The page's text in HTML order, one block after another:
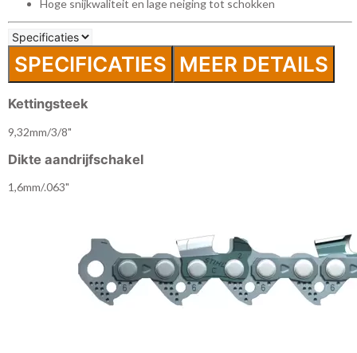
Hoge snijkwaliteit en lage neiging tot schokken
SPECIFICATIES MEER DETAILS
Kettingsteek
9,32mm/3/8"
Dikte aandrijfschakel
1,6mm/.063"